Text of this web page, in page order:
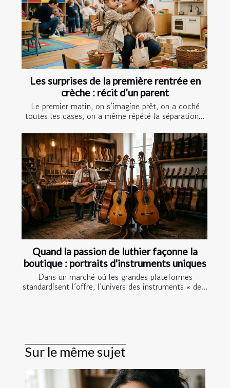
Les surprises de la première rentrée en
crèche : récit d’un parent
Le premier matin, on s’imagine prêt, on a coché
toutes les cases, on a même répété la séparation...
Quand la passion de luthier façonne la
boutique : portraits d'instruments uniques
Dans un marché où les grandes plateformes
standardisent l’offre, l’univers des instruments « de...
Sur le même sujet